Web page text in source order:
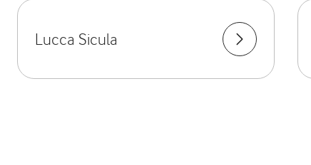
Lucca Sicula